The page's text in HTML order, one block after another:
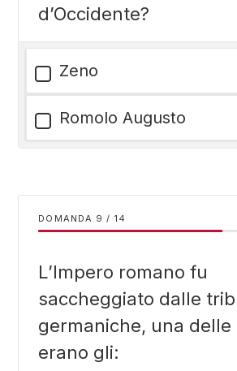
d’Occidente?
Zeno
Romolo Augusto
DOMANDA / 14
L’Impero romano fu
saccheggiato dalle
germaniche, una delle
erano gli: